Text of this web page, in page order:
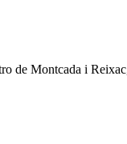
de Montcada i